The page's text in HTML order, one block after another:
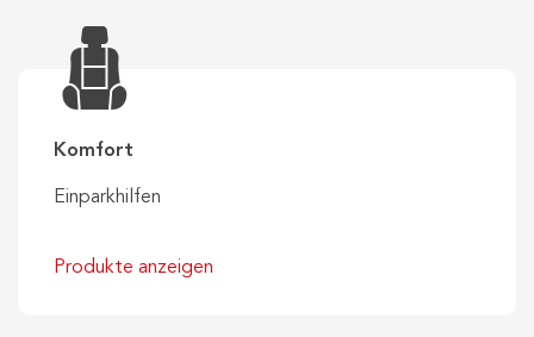
Komfort
Einparkhilfen
Produkte anzeigen